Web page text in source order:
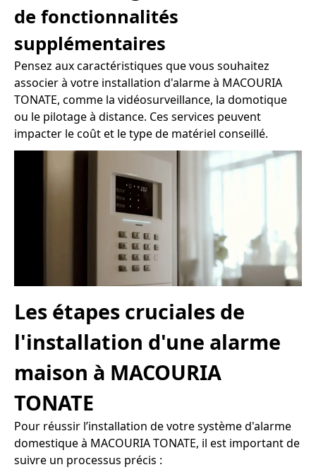
de fonctionnalités
supplémentaires
Pensez aux caractéristiques que vous souhaitez
associer à votre installation d'alarme à MACOURIA
TONATE, comme la vidéosurveillance, la domotique
ou le pilotage à distance. Ces services peuvent
impacter le coût et le type de matériel conseillé.
Les étapes cruciales de
l'installation d'une alarme
maison à MACOURIA
TONATE
Pour réussir l’installation de votre système d'alarme
domestique à MACOURIA TONATE, il est important de
suivre un processus précis :